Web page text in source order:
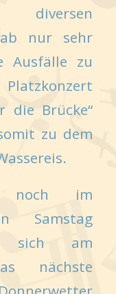
diversen
nur sehr
Ausfälle zu
die Brücke“
zu dem
noch im
Samstag
sich am
nächste